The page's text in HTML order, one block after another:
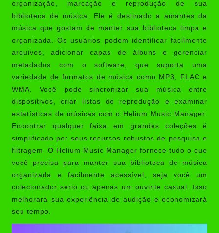
organização, marcação e reprodução de sua
biblioteca de música. Ele é destinado a amantes da
música que gostam de manter sua biblioteca limpa e
organizada. Os usuários podem identificar facilmente
arquivos, adicionar capas de álbuns e gerenciar
metadados com o software, que suporta uma
variedade de formatos de música como MP3, FLAC e
WMA. Você pode sincronizar sua música entre
dispositivos, criar listas de reprodução e examinar
estatísticas de músicas com o Helium Music Manager.
Encontrar qualquer faixa em grandes coleções é
simplificado por seus recursos robustos de pesquisa e
filtragem. O Helium Music Manager fornece tudo o que
você precisa para manter sua biblioteca de música
organizada e facilmente acessível, seja você um
colecionador sério ou apenas um ouvinte casual. Isso
melhorará sua experiência de audição e economizará
seu tempo.